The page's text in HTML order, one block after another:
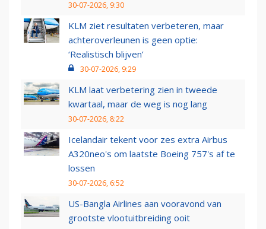
30-07-2026, 9:30
KLM ziet resultaten verbeteren, maar
achteroverleunen is geen optie:
‘Realistisch blijven’
30-07-2026, 9:29
KLM laat verbetering zien in tweede
kwartaal, maar de weg is nog lang
30-07-2026, 8:22
Icelandair tekent voor zes extra Airbus
A320neo's om laatste Boeing 757's af te
lossen
30-07-2026, 6:52
US-Bangla Airlines aan vooravond van
grootste vlootuitbreiding ooit